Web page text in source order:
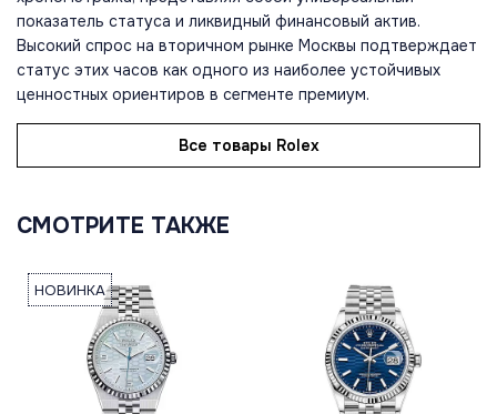
показатель статуса и ликвидный финансовый актив.
Высокий спрос на вторичном рынке Москвы подтверждает
статус этих часов как одного из наиболее устойчивых
ценностных ориентиров в сегменте премиум.
Все товары Rolex
СМОТРИТЕ ТАКЖЕ
НОВИНКА